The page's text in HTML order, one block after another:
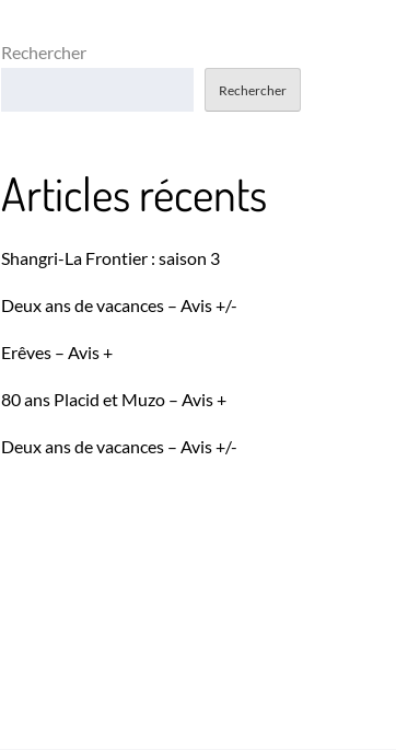
Rechercher
Rechercher
Articles récents
Shangri-La Frontier : saison 3
Deux ans de vacances – Avis +/-
Erêves – Avis +
80 ans Placid et Muzo – Avis +
Deux ans de vacances – Avis +/-